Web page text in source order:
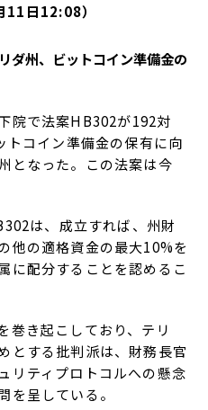
11日12:08）
ダ州、ビットコイン準備金の
院で法案HB302が192対
トコイン準備金の保有に向
となった。この法案は今
は、成立すれば、州財
他の適格資金の最大10%を
に配分することを認めるこ
巻き起こしており、テリ
とする批判派は、財務長官
リティプロトコルへの懸念
を呈している。